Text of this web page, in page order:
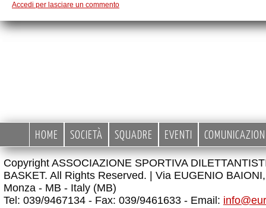
Accedi per lasciare un commento
HOME SOCIETÀ SQUADRE EVENTI
Copyright ASSOCIAZIONE SPORTIVA
BASKET. All Rights Reserved. | Via EUGENIO
Monza - MB - Italy (MB)
Tel: 039/9467134 - Fax: 039/9461633 - Email: